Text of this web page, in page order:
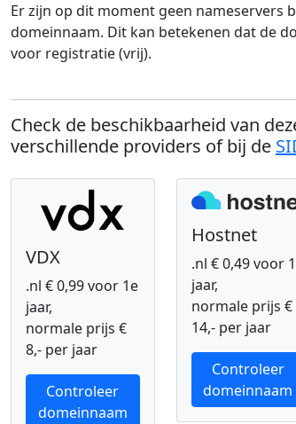
Er zijn op dit moment geen nameservers
domeinnaam. Dit kan betekenen dat de
voor registratie (vrij).
Check de beschikbaarheid van
verschillende providers of bij de
VDX
.nl € 0,99 voor 1e
jaar,
normale prijs €
8,- per jaar
Controleer
domeinnaam
Hostnet
.nl € 0,49 voor
jaar,
normale prijs €
14,- per jaar
Controleer
domeinnaam